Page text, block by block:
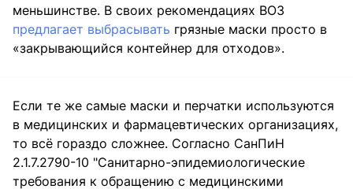
меньшинстве. В своих рекомендациях ВОЗ
предлагает выбрасывать грязные маски просто в
«закрывающийся контейнер для отходов».
Если те же самые маски и перчатки используются
в медицинских и фармацевтических организациях,
то всё гораздо сложнее. Согласно СанПиН
2.1.7.2790-10 "Санитарно-эпидемиологические
требования к обращению с медицинскими